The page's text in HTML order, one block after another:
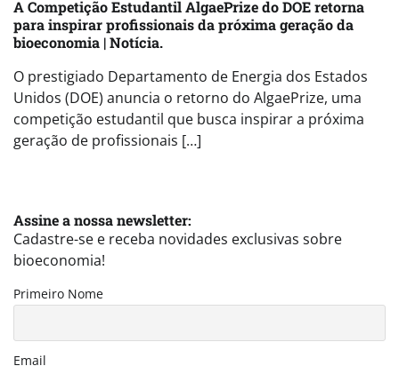
A Competição Estudantil AlgaePrize do DOE retorna
para inspirar profissionais da próxima geração da
bioeconomia | Notícia.
O prestigiado Departamento de Energia dos Estados
Unidos (DOE) anuncia o retorno do AlgaePrize, uma
competição estudantil que busca inspirar a próxima
geração de profissionais […]
Assine a nossa newsletter:
Cadastre-se e receba novidades exclusivas sobre
bioeconomia!
Primeiro Nome
Email